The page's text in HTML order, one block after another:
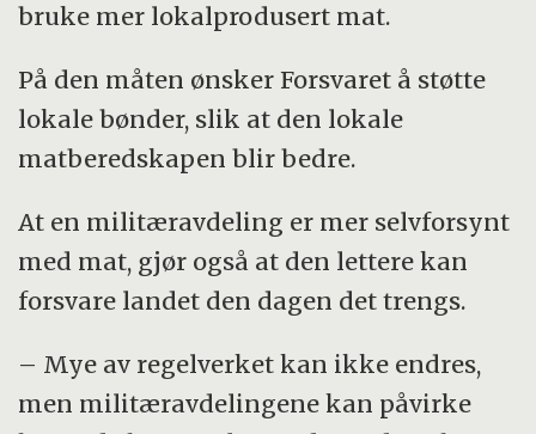
bruke mer lokalprodusert mat.
På den måten ønsker Forsvaret å støtte
lokale bønder, slik at den lokale
matberedskapen blir bedre.
At en militæravdeling er mer selvforsynt
med mat, gjør også at den lettere kan
forsvare landet den dagen det trengs.
– Mye av regelverket kan ikke endres,
men militæravdelingene kan påvirke